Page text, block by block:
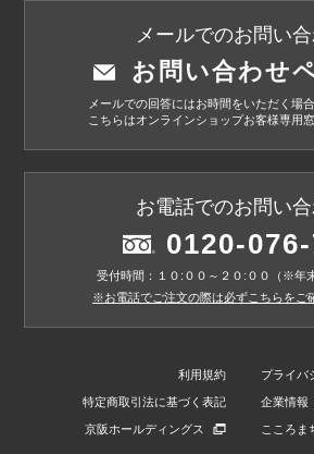
メールでのお問い
お問い合わせ
メールでの回答にはお時間をいただく場
こちらはオンラインショップお客様専用
お電話でのお問い
0120-
受付時間：１０:００～２０:００（※年
※お電話でご注文の際は必ずこちらをご
利用規約 プライバ
特定商取引法に基づく表記 企業情報
京阪ホールディングス こころま